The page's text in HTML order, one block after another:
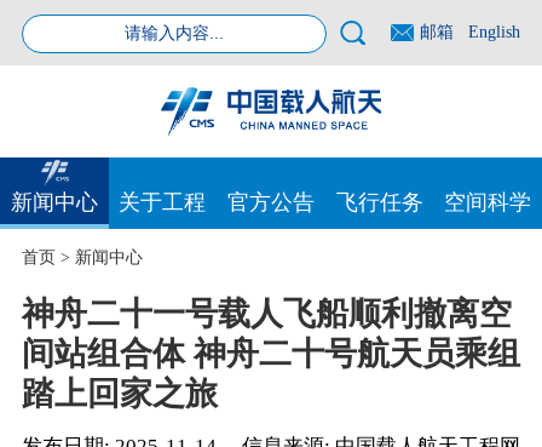
邮箱 English
新闻中心 关于工程 官方公告 飞行任务 空间科学
首页> 新闻中心
神舟二十一号载人飞船顺利撤离空
间站组合体 神舟二十号航天员乘组
踏上回家之旅